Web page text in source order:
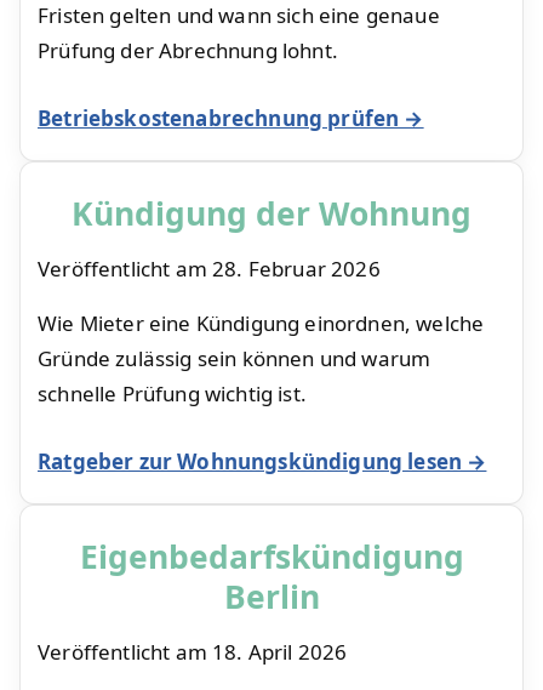
Fristen gelten und wann sich eine genaue
Prüfung der Abrechnung lohnt.
Betriebskostenabrechnung prüfen →
Kündigung der Wohnung
Veröffentlicht am28. Februar 2026
Wie Mieter eine Kündigung einordnen, welche
Gründe zulässig sein können und warum
schnelle Prüfung wichtig ist.
Ratgeber zur Wohnungskündigung lesen →
Eigenbedarfskündigung
Berlin
Veröffentlicht am 18. April 2026